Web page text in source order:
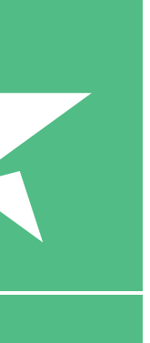
Sin compromiso